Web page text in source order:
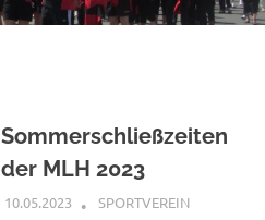
Sommerschließzeiten
der MLH 2023
10.05.2023 PETER SCHREIBER
SPORTVEREIN